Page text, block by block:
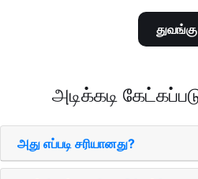
துவங்கு
அடிக்கடி
அது எப்படி சரியானது?